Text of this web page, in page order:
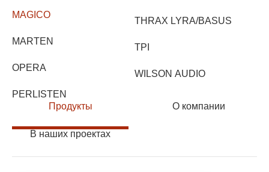
MAGICO
MARTEN
OPERA
PERLISTEN
THRAX LYRA/BASUS
TPI
WILSON AUDIO
Продукты О компании
В наших проектах